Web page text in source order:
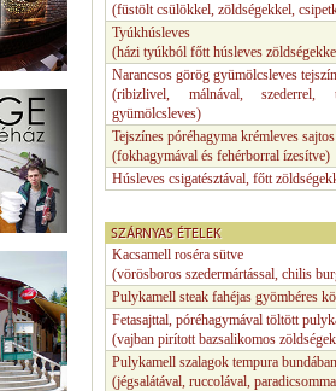
(füstölt csülökkel, zöldségekkel,
Tyúkhúsleves
(házi tyúkból főtt húsleves
Narancsos görög gyümölcsleves
(ribizlivel, málnával, szederrel,
gyümölcsleves)
Tejszínes póréhagyma krémleves
(fokhagymával és fehérborral ízesítve)
Húsleves csigatésztával, főtt
SZÁRNYAS ÉTELEK
Kacsamell roséra sütve
(vörösboros szedermártással, chilis
Pulykamell steak fahéjas gyömbéres
Fetasajttal, póréhagymával töltött
(vajban pirított bazsalikomos
Pulykamell szalagok tempura
(jégsalátával, ruccolával,